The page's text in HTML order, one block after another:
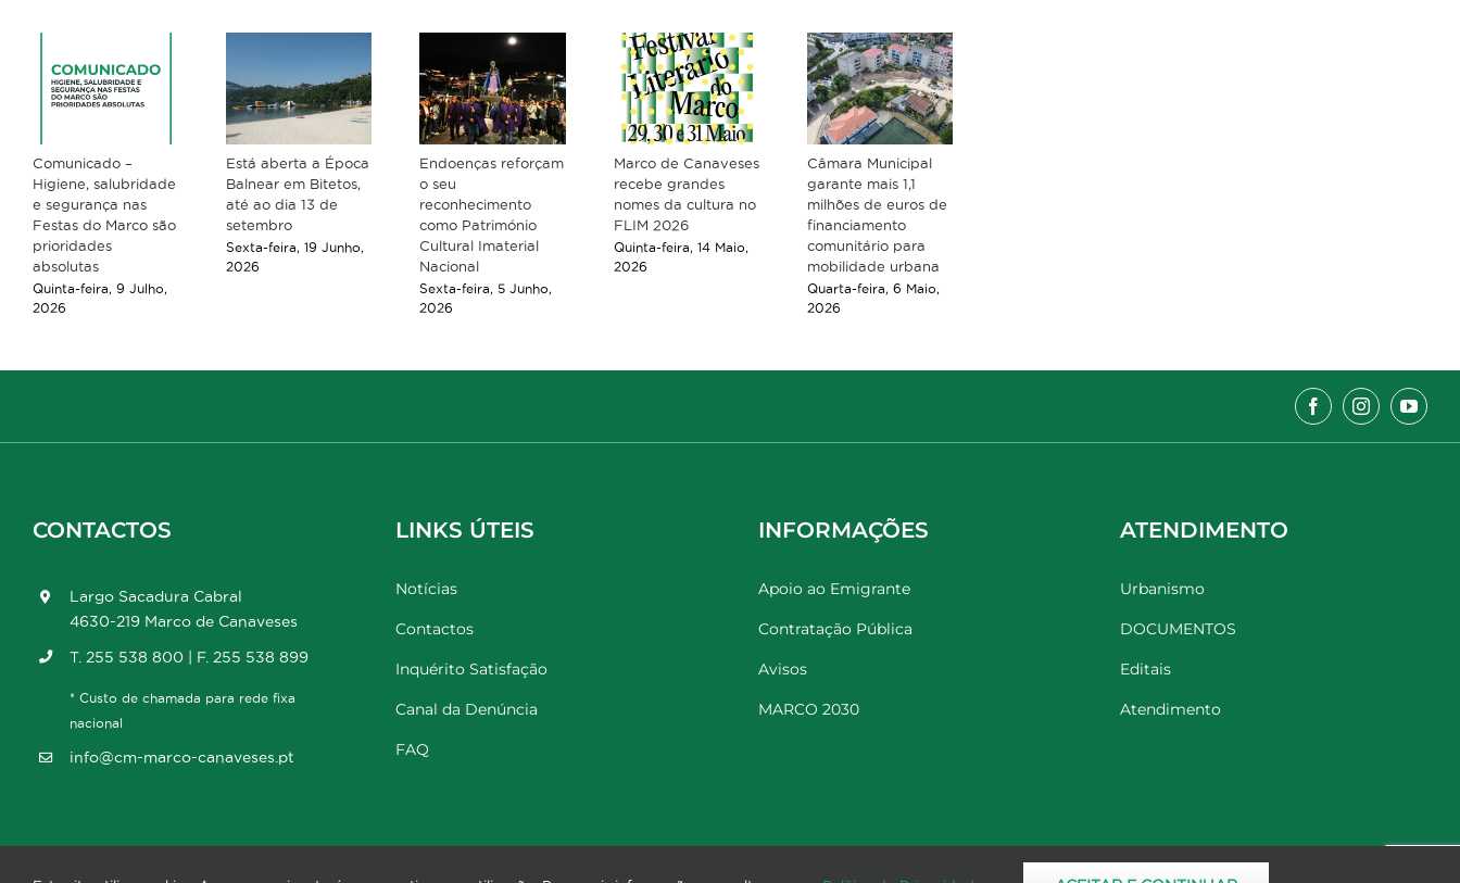
Comunicado –
Higiene, salubridade
e segurança nas
Festas do Marco são
prioridades
absolutas
Quinta-feira, 9 Julho,
2026
Está aberta a Época
Balnear em Bitetos,
até ao dia 13 de
setembro
Sexta-feira, 19 Junho,
2026
Endoenças reforçam
o seu
reconhecimento
como Património
Cultural Imaterial
Nacional
Sexta-feira, 5 Junho,
2026
Marco de Canaveses
recebe grandes
nomes da cultura no
FLIM 2026
Quinta-feira, 14 Maio,
2026
Câmara Municipal
garante mais 1,1
milhões de euros de
financiamento
comunitário para
mobilidade urbana
Quarta-feira, 6 Maio,
2026
CONTACTOS
Largo Sacadura Cabral
4630-219 Marco de Canaveses
T. 255 538 800 | F. 255 538 899
* Custo de chamada para rede fixa
nacional
info@cm-marco-canaveses.pt
LINKS ÚTEIS
Notícias
Contactos
Inquérito Satisfação
Canal da Denúncia
FAQ
INFORMAÇÕES
Apoio ao Emigrante
Contratação Pública
Avisos
MARCO 2030
ATENDIMENTO
Urbanismo
DOCUMENTOS
Editais
Atendimento